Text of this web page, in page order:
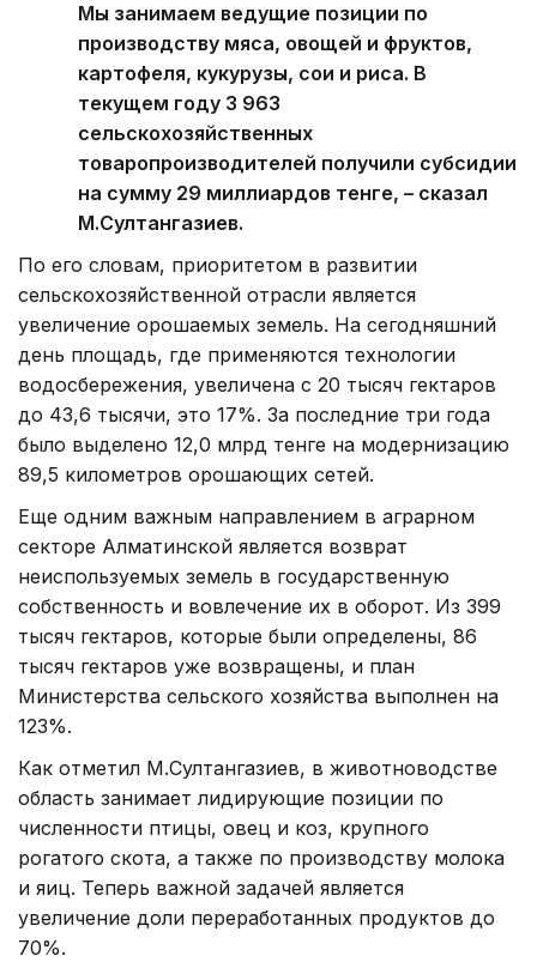
Мы занимаем ведущие позиции по
производству мяса, овощей и фруктов,
картофеля, кукурузы, сои и риса. В
текущем году 3 963
сельскохозяйственных
товаропроизводителей получили субсидии
на сумму 29 миллиардов тенге, – сказал
М.Султангазиев.
По его словам, приоритетом в развитии
сельскохозяйственной отрасли является
увеличение орошаемых земель. На сегодняшний
день площадь, где применяются технологии
водосбережения, увеличена с 20 тысяч гектаров
до 43,6 тысячи, это 17%. За последние три года
было выделено 12,0 млрд тенге на модернизацию
89,5 километров орошающих сетей.
Еще одним важным направлением в аграрном
секторе Алматинской является возврат
неиспользуемых земель в государственную
собственность и вовлечение их в оборот. Из 399
тысяч гектаров, которые были определены, 86
тысяч гектаров уже возвращены, и план
Министерства сельского хозяйства выполнен на
123%.
Как отметил М.Султангазиев, в животноводстве
область занимает лидирующие позиции по
численности птицы, овец и коз, крупного
рогатого скота, а также по производству молока
и яиц. Теперь важной задачей является
увеличение доли переработанных продуктов до
70%.